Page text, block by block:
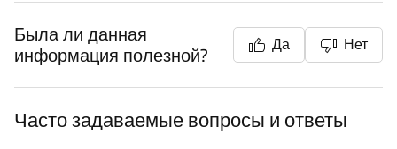
Была ли данная
информация полезной?
Да Нет
Часто задаваемые вопросы и ответы